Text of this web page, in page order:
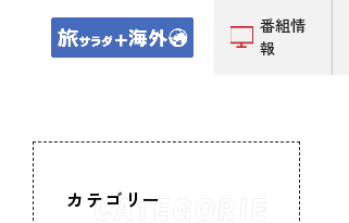
番組情
報
カテゴリー